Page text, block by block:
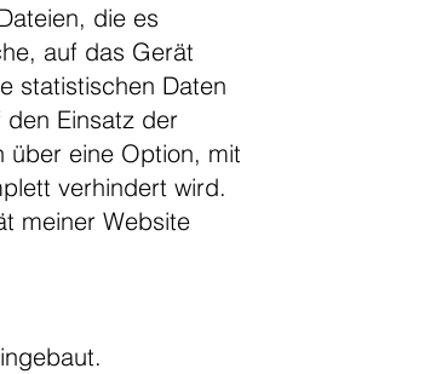
die es
auf das Gerät
statistischen Daten
Einsatz der
über eine Option, mit
verhindert wird.
meiner Website